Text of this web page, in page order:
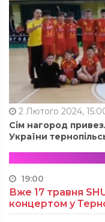
2 Лютого 2024,
Сім нагород
України
19:00
Вже 17 травня
концертом у